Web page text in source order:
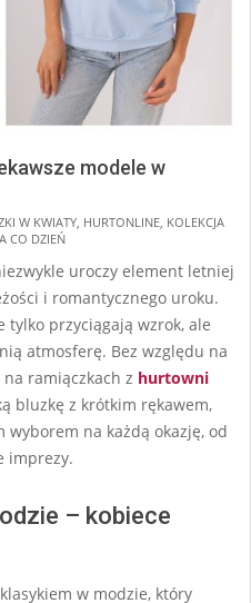
modele w
W KWIATY HURTONLINE KOLEKCJA
CO DZIEŃ
uroczy element letniej
i romantycznego uroku.
przyciągają wzrok, ale
atmosferę. Bez względu na
ramiączkach z hurtowni
bluzkę z krótkim rękawem,
wyborem na każdą okazję, od
imprezy.
– kobiece
w modzie, który